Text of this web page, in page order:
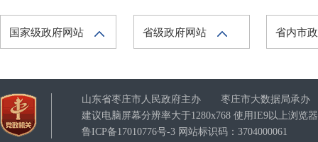
国家级政府网站 省级政府网站 省内市
山东省枣庄市人民政府主办 枣庄市大数据局承办
建议电脑屏幕分辨率大于1280x768 使用IE9以上浏览
鲁ICP备17010776号-3 网站标识码：3704000061